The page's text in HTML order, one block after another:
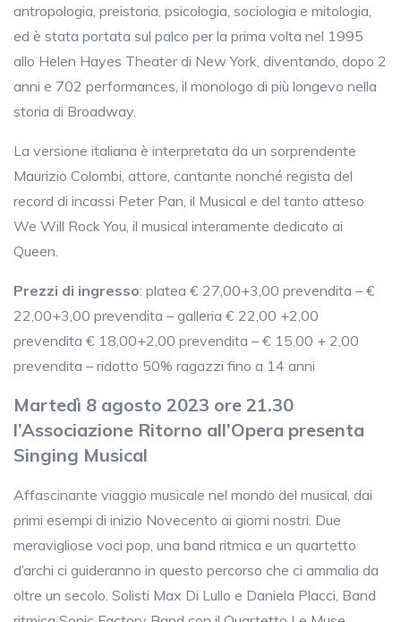
antropologia, preistoria, psicologia, sociologia e mitologia,
ed è stata portata sul palco per la prima volta nel 1995
allo Helen Hayes Theater di New York, diventando, dopo 2
anni e 702 performances, il monologo di più longevo nella
storia di Broadway.
La versione italiana è interpretata da un sorprendente
Maurizio Colombi, attore, cantante nonché regista del
record di incassi Peter Pan, il Musical e del tanto atteso
We Will Rock You, il musical interamente dedicato ai
Queen.
Prezzi di ingresso: platea € 27,00+3,00 prevendita – €
22,00+3,00 prevendita – galleria € 22,00 +2,00
prevendita € 18,00+2,00 prevendita – € 15,00 + 2,00
prevendita – ridotto 50% ragazzi fino a 14 anni
Martedì 8 agosto 2023 ore 21.30
l’Associazione Ritorno all’Opera presenta
Singing Musical
Affascinante viaggio musicale nel mondo del musical, dai
primi esempi di inizio Novecento ai giorni nostri. Due
meravigliose voci pop, una band ritmica e un quartetto
d’archi ci guideranno in questo percorso che ci ammalia da
oltre un secolo. Solisti Max Di Lullo e Daniela Placci, Band